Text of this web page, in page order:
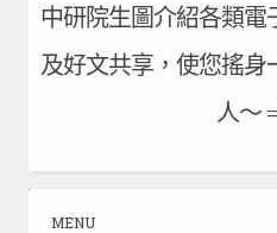
中研院生圖介紹各類
及好文共享，使您搖
人～
MENU